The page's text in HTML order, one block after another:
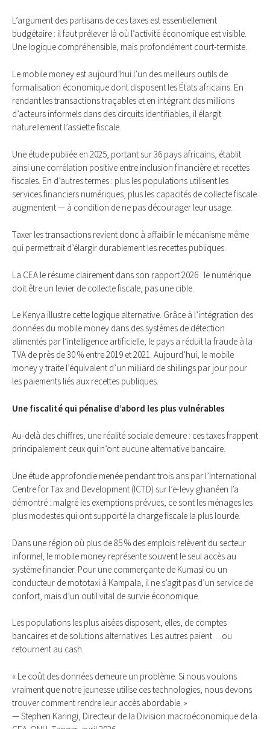
L’argument des partisans de ces taxes est essentiellement
budgétaire : il faut prélever là où l’activité économique est visible.
Une logique compréhensible, mais profondément court-termiste.
Le mobile money est aujourd’hui l’un des meilleurs outils de
formalisation économique dont disposent les États africains. En
rendant les transactions traçables et en intégrant des millions
d’acteurs informels dans des circuits identifiables, il élargit
naturellement l’assiette fiscale.
Une étude publiée en 2025, portant sur 36 pays africains, établit
ainsi une corrélation positive entre inclusion financière et recettes
fiscales. En d’autres termes : plus les populations utilisent les
services financiers numériques, plus les capacités de collecte fiscale
augmentent — à condition de ne pas décourager leur usage.
Taxer les transactions revient donc à affaiblir le mécanisme même
qui permettrait d’élargir durablement les recettes publiques.
La CEA le résume clairement dans son rapport 2026 : le numérique
doit être un levier de collecte fiscale, pas une cible.
Le Kenya illustre cette logique alternative. Grâce à l’intégration des
données du mobile money dans des systèmes de détection
alimentés par l’intelligence artificielle, le pays a réduit la fraude à la
TVA de près de 30 % entre 2019 et 2021. Aujourd’hui, le mobile
money y traite l’équivalent d’un milliard de shillings par jour pour
les paiements liés aux recettes publiques.
Une fiscalité qui pénalise d’abord les plus vulnérables
Au-delà des chiffres, une réalité sociale demeure : ces taxes frappent
principalement ceux qui n’ont aucune alternative bancaire.
Une étude approfondie menée pendant trois ans par l’International
Centre for Tax and Development (ICTD) sur l’e-levy ghanéen l’a
démontré : malgré les exemptions prévues, ce sont les ménages les
plus modestes qui ont supporté la charge fiscale la plus lourde.
Dans une région où plus de 85 % des emplois relèvent du secteur
informel, le mobile money représente souvent le seul accès au
système financier. Pour une commerçante de Kumasi ou un
conducteur de mototaxi à Kampala, il ne s’agit pas d’un service de
confort, mais d’un outil vital de survie économique.
Les populations les plus aisées disposent, elles, de comptes
bancaires et de solutions alternatives. Les autres paient… ou
retournent au cash.
« Le coût des données demeure un problème. Si nous voulons
vraiment que notre jeunesse utilise ces technologies, nous devons
trouver comment rendre leur accès abordable. »
— Stephen Karingi, Directeur de la Division macroéconomique de la